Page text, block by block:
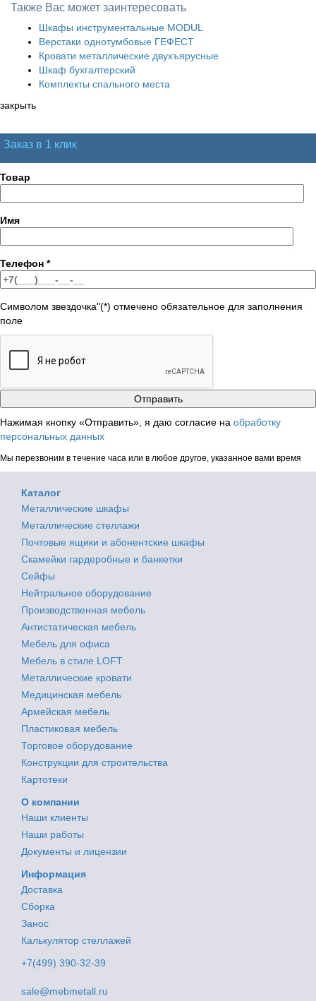
Также Вас может заинтересовать
Шкафы инструментальные MODUL
Верстаки однотумбовые ГЕФЕСТ
Кровати металлические двухъярусные
Шкаф бухгалтерский
Комплекты спального места
закрыть
Заказ в 1 клик
Товар
Имя
Телефон *
Символом звездочка"(*) отмечено обязательное для заполнения
поле
Нажимая кнопку «Отправить», я даю согласие на обработку
персональных данных
Мы перезвоним в течение часа или в любое другое, указанное вами время
Каталог
Металлические шкафы
Металлические стеллажи
Почтовые ящики и абонентские шкафы
Скамейки гардеробные и банкетки
Сейфы
Нейтральное оборудование
Производственная мебель
Антистатическая мебель
Мебель для офиса
Мебель в стиле LOFT
Металлические кровати
Медицинская мебель
Армейская мебель
Пластиковая мебель
Торговое оборудование
Конструкции для строительства
Картотеки
О компании
Наши клиенты
Наши работы
Документы и лицензии
Информация
Доставка
Сборка
Занос
Калькулятор стеллажей
+7(499) 390-32-39
sale@mebmetall.ru